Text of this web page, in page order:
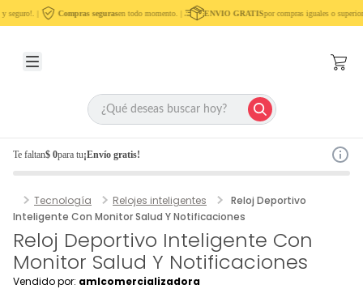
seguro!. | Compras segurasen todo momento. | ENVIO GRATISpor compras iguales o
Te faltan$ 0para tu¡Envío gratis!
Tecnología Relojes inteligentes
Reloj Deportivo
Inteligente Con Monitor Salud Y Notificaciones
Reloj Deportivo Inteligente Con
Monitor Salud Y Notificaciones
Vendido por: amlcomercializadora